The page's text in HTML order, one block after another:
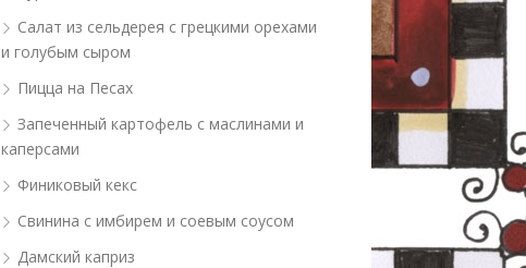
Салат из сельдерея с грецкими орехами
и голубым сыром
Пицца на Песах
Запеченный картофель с маслинами и
каперсами
Финиковый кекс
Свинина с имбирем и соевым соусом
Дамский каприз